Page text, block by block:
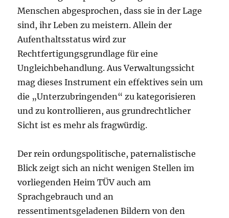
Menschen abgesprochen, dass sie in der Lage
sind, ihr Leben zu meistern. Allein der
Aufenthaltsstatus wird zur
Rechtfertigungsgrundlage für eine
Ungleichbehandlung. Aus Verwaltungssicht
mag dieses Instrument ein effektives sein um
die „Unterzubringenden“ zu kategorisieren
und zu kontrollieren, aus grundrechtlicher
Sicht ist es mehr als fragwürdig.
Der rein ordungspolitische, paternalistische
Blick zeigt sich an nicht wenigen Stellen im
vorliegenden Heim TÜV auch am
Sprachgebrauch und an
ressentimentsgeladenen Bildern von den